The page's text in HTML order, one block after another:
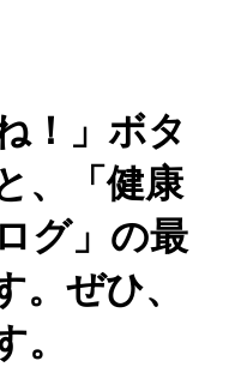
！」ボタ
、「健康
グ」の最
。ぜひ、